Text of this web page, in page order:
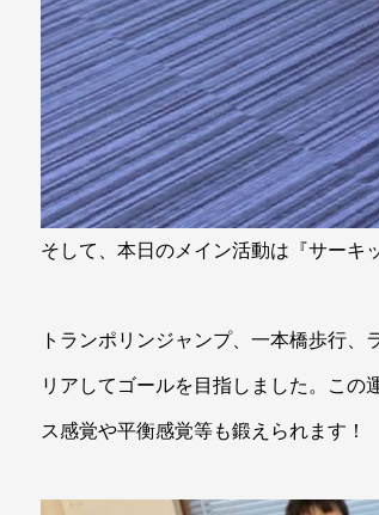
そして、本日のメイン活動は『サーキ
トランポリンジャンプ、一本橋歩行
リアしてゴールを目指しました。この
ス感覚や平衡感覚等も鍛えられます！